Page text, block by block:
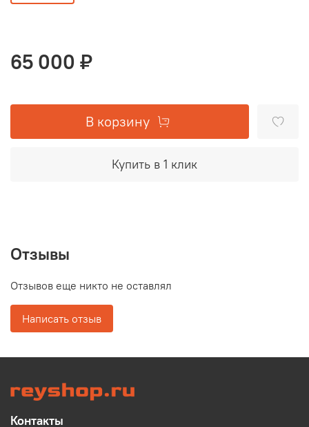
65 000 ₽
В корзину
Купить в 1 клик
Отзывы
Отзывов еще никто не оставлял
Написать отзыв
Контакты